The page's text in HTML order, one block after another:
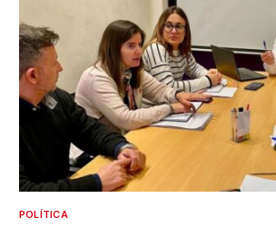
POLÍTICA